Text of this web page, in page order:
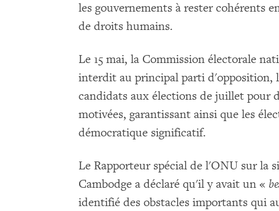
les gouvernements à rester cohérents
de droits humains.
Le 15 mai, la Commission électorale
interdit au principal parti d'opposition,
candidats aux élections de juillet pour
motivées, garantissant ainsi que les
démocratique significatif.
Le Rapporteur spécial de l'ONU sur la
Cambodge a déclaré qu'il y avait un «
identifié des obstacles importants qui